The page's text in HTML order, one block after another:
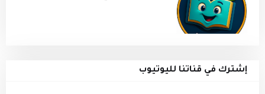
إشترك في قناتنا لليوتيوب